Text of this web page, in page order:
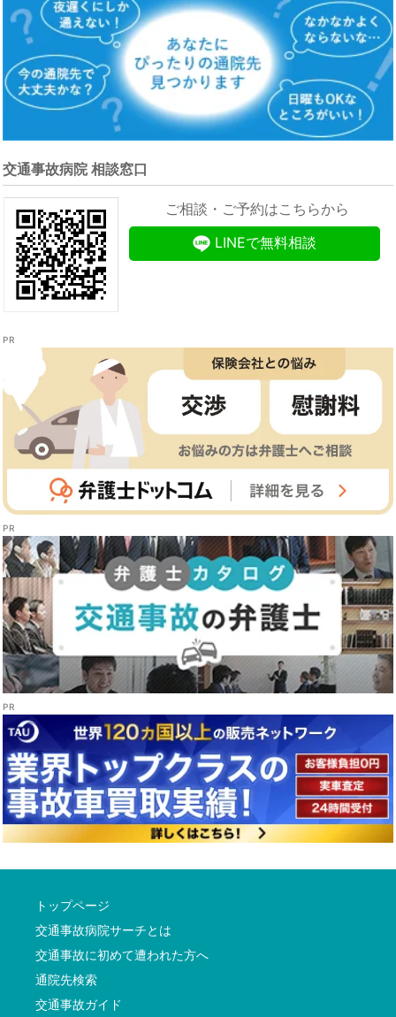
交通事故病院 相談窓口
ご相談・ご予約はこちらから
LINEで無料相談
トップページ
交通事故病院サーチとは
交通事故に初めて遭われた方へ
通院先検索
交通事故ガイド